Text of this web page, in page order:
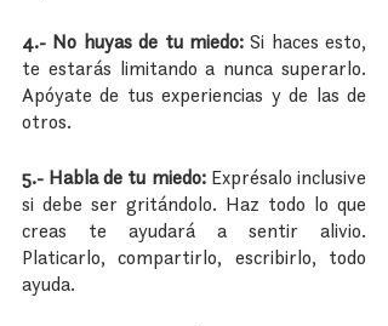
4.- No huyas de tu miedo: Si haces esto,
te estarás limitando a nunca superarlo.
Apóyate de tus experiencias y de las de
otros.
5.- Habla de tu miedo: Exprésalo inclusive
si debe ser gritándolo. Haz todo lo que
creas te ayudará a sentir alivio.
Platicarlo, compartirlo, escribirlo, todo
ayuda.